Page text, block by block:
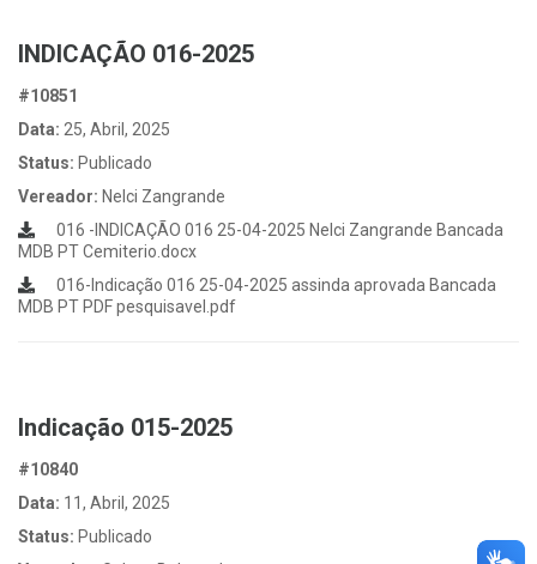
INDICAÇÃO 016-2025
#10851
Data: 25, Abril, 2025
Status: Publicado
Vereador: Nelci Zangrande
016 -INDICAÇÃO 016 25-04-2025 Nelci Zangrande Bancada
MDB PT Cemiterio.docx
016-Indicação 016 25-04-2025 assinda aprovada Bancada
MDB PT PDF pesquisavel.pdf
Indicação 015-2025
#10840
Data: 11, Abril, 2025
Status: Publicado